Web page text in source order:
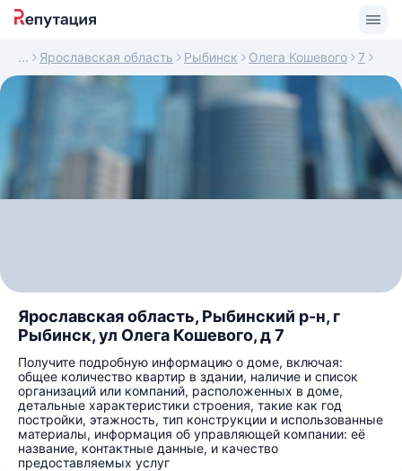
Ярославская область Рыбинск Олега Кошевого 7
Ярославская область, Рыбинский р-н, г
Рыбинск, ул Олега Кошевого, д 7
Получите подробную информацию о доме, включая:
общее количество квартир в здании, наличие и список
организаций или компаний, расположенных в доме,
детальные характеристики строения, такие как год
постройки, этажность, тип конструкции и использованные
материалы, информация об управляющей компании: её
название, контактные данные, и качество
предоставляемых услуг